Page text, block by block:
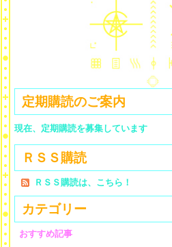
定期購読のご案内
現在、定期購読を募集しています
ＲＳＳ購読
ＲＳＳ購読は、こちら！
カテゴリー
おすすめ記事